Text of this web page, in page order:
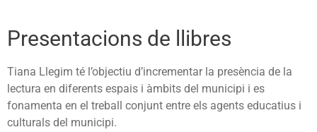
Presentacions de llibres
Tiana Llegim té l’objectiu d’incrementar la presència de la
lectura en diferents espais i àmbits del municipi i es
fonamenta en el treball conjunt entre els agents educatius i
culturals del municipi.